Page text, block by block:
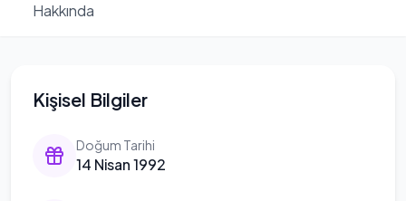
Hakkında
Kişisel Bilgiler
Doğum Tarihi
14 Nisan 1992